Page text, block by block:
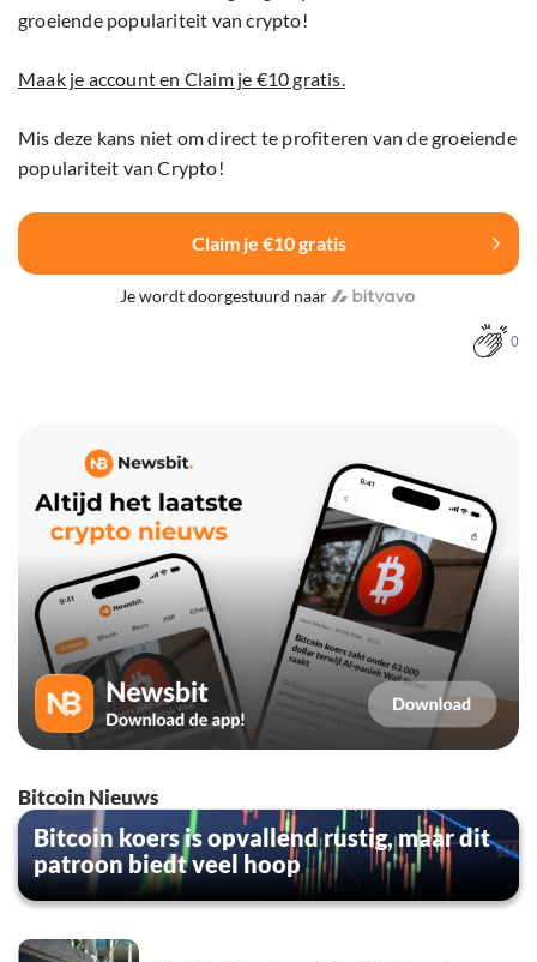
groeiende populariteit van crypto!
Maak je account en Claim je €10 gratis.
Mis deze kans niet om direct te profiteren van de groeiende
populariteit van Crypto!
Claim je €10 gratis
Je wordt doorgestuurd naar
0
Bitcoin Nieuws
Bitcoin koers is opvallend rustig, maar dit
patroon biedt veel hoop